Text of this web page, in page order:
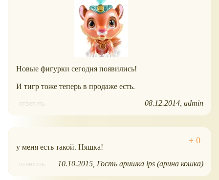
Новые фигурки сегодня появились!
И тигр тоже теперь в продаже есть.
ответить 08.12.2014 admin
у меня есть такой. Няшка!
ответить 10.10.2015 Гость аришка lps (арина кошка)